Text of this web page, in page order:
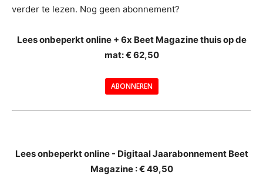
verder te lezen. Nog geen abonnement?
Lees onbeperkt online + 6x Beet Magazine thuis op de
mat: € 62,50
ABONNEREN
Lees onbeperkt online - Digitaal Jaarabonnement Beet
Magazine : € 49,50